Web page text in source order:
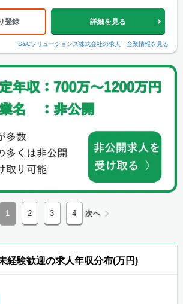
登録 詳細を見る
S&Cソリューションズ株式会社の求人・企業情報を見る
1 2 3 4 次へ
経験歓迎の求人年収分布(万円)